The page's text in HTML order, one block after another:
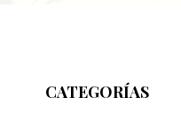
CATEGORÍAS